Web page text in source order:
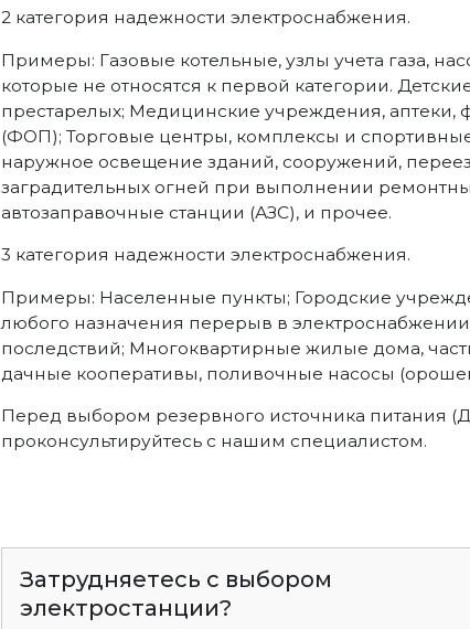
2 категория надежности электроснабжения.
Примеры: Газовые котельные, узлы учета газа,
которые не относятся к первой категории.
престарелых; Медицинские учреждения, аптеки,
(ФОП); Торговые центры, комплексы и
наружное освещение зданий, сооружений,
заградительных огней при выполнении
автозаправочные станции (АЗС), и прочее.
3 категория надежности электроснабжения.
Примеры: Населенные пункты; Городские
любого назначения перерыв в электроснабжении
последствий; Многоквартирные жилые дома,
дачные кооперативы, поливочные насосы
Перед выбором резервного источника питания
проконсультируйтесь с нашим специалистом.
Затрудняетесь с выбором
электростанции?